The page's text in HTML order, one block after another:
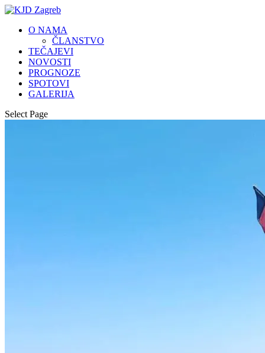
O NAMA
ČLANSTVO
TEČAJEVI
NOVOSTI
PROGNOZE
SPOTOVI
GALERIJA
Select Page